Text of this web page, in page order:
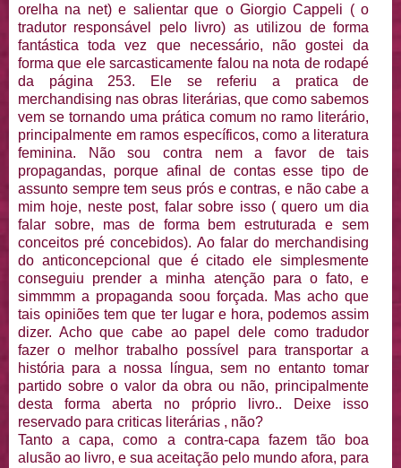
orelha na net) e salientar que o Giorgio Cappeli ( o
tradutor responsável pelo livro) as utilizou de forma
fantástica toda vez que necessário, não gostei da
forma que ele sarcasticamente falou na nota de rodapé
da página 253. Ele se referiu a pratica de
merchandising nas obras literárias, que como sabemos
vem se tornando uma prática comum no ramo literário,
principalmente em ramos específicos, como a literatura
feminina. Não sou contra nem a favor de tais
propagandas, porque afinal de contas esse tipo de
assunto sempre tem seus prós e contras, e não cabe a
mim hoje, neste post, falar sobre isso ( quero um dia
falar sobre, mas de forma bem estruturada e sem
conceitos pré concebidos). Ao falar do merchandising
do anticoncepcional que é citado ele simplesmente
conseguiu prender a minha atenção para o fato, e
simmmm a propaganda soou forçada. Mas acho que
tais opiniões tem que ter lugar e hora, podemos assim
dizer. Acho que cabe ao papel dele como tradudor
fazer o melhor trabalho possível para transportar a
história para a nossa língua, sem no entanto tomar
partido sobre o valor da obra ou não, principalmente
desta forma aberta no próprio livro.. Deixe isso
reservado para criticas literárias , não?
Tanto a capa, como a contra-capa fazem tão boa
alusão ao livro, e sua aceitação pelo mundo afora, para